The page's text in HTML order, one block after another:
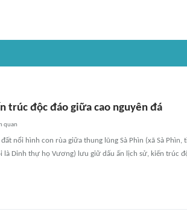
trúc độc đáo giữa cao nguyên đá
quan
nổi hình con rùa giữa thung lũng Sà Phìn (xã Sà Phìn,
là Dinh thự họ Vương) lưu giữ dấu ấn lịch sử, kiến trúc